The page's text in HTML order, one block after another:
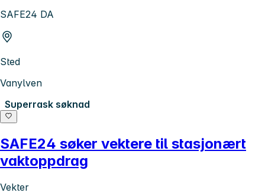
SAFE24 DA
Sted
Vanylven
Superrask søknad
SAFE24 søker vektere til stasjonært
vaktoppdrag
Vekter